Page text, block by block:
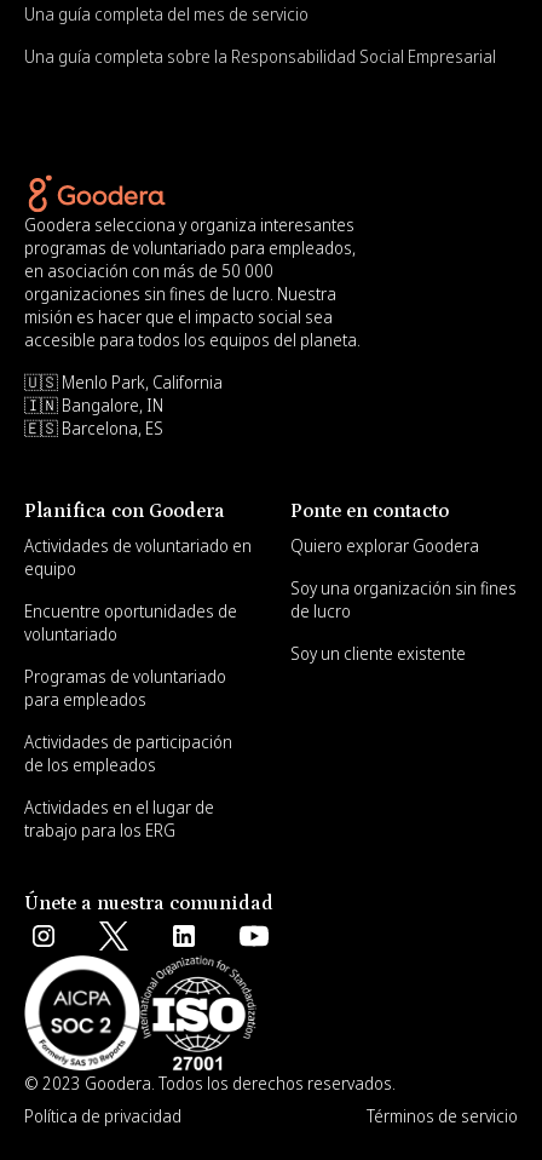
Una guía completa del mes de servicio
Una guía completa sobre la Responsabilidad Social Empresarial
Goodera selecciona y organiza interesantes
programas de voluntariado para empleados,
en asociación con más de 50 000
organizaciones sin fines de lucro. Nuestra
misión es hacer que el impacto social sea
accesible para todos los equipos del planeta.
🇺🇸 Menlo Park, California
🇮🇳 Bangalore, IN
🇪🇸 Barcelona, ES
Planifica con Goodera
Actividades de voluntariado en
equipo
Encuentre oportunidades de
voluntariado
Programas de voluntariado
para empleados
Actividades de participación
de los empleados
Actividades en el lugar de
trabajo para los ERG
Ponte en contacto
Quiero explorar Goodera
Soy una organización sin fines
de lucro
Soy un cliente existente
Únete a nuestra comunidad
© 2023 Goodera. Todos los derechos reservados.
Política de privacidad
Términos de servicio